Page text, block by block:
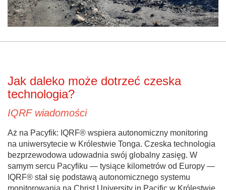
Jak daleko może dotrzeć czeska
technologia?
IQRF wiadomości
Aż na Pacyfik: IQRF® wspiera autonomiczny monitoring
na uniwersytecie w Królestwie Tonga. Czeska technologia
bezprzewodowa udowadnia swój globalny zasięg. W
samym sercu Pacyfiku — tysiące kilometrów od Europy —
IQRF® stał się podstawą autonomicznego systemu